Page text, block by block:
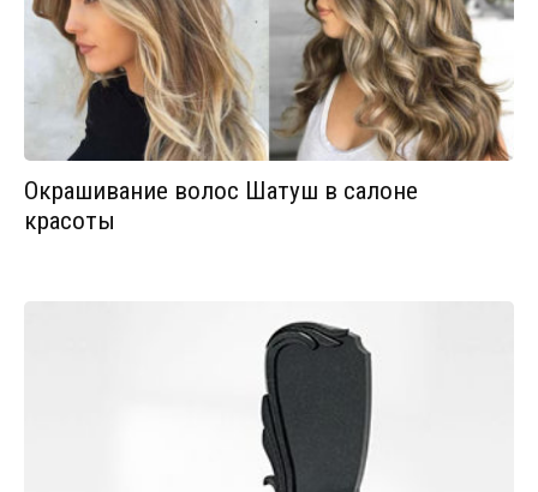
Окрашивание волос Шатуш в салоне
красоты